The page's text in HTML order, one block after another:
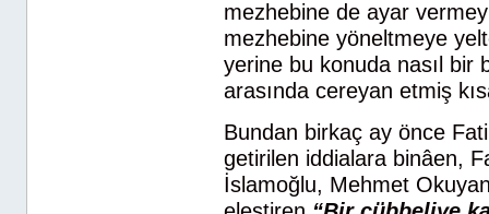
mezhebine de ayar
mezhebine yöneltmeye
yerine bu konuda nasıl bir
arasında cereyan etmiş
Bundan birkaç ay önce
getirilen iddialara binâen,
İslamoğlu, Mehmet